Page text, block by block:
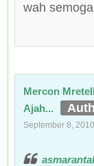
wah
Mercon
Ajah...
September 8, 2010